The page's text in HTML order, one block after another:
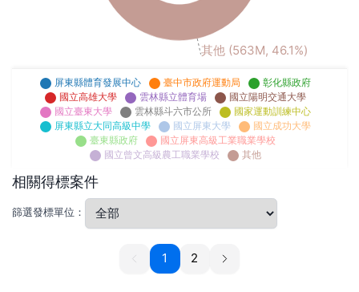
其他 (563M, 46.1%)
屏東縣體育發展中心 臺中市政府運動局
彰化縣政府
國立高雄大學
雲林縣立體育場
國立陽明交通大學
國立臺東大學
雲林縣斗六市公所
國家運動訓練中心
屏東縣立大同高級中學
國立屏東大學
國立成功大學
臺東縣政府
國立屏東高級工業職業學校
國立曾文高級農工職業學校
其他
相關得標案件
篩選發標單位：
11 2